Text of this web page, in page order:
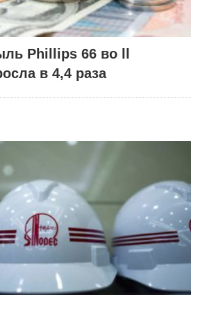
Phillips 66 во ll
в 4,4 раза